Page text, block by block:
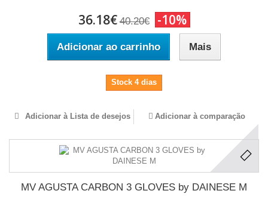
36.18€ 40.20€ -10%
Adicionar ao carrinho Mais
Stock 4 dias
Adicionar à Lista de desejos Adicionar à comparação
MV AGUSTA CARBON 3 GLOVES by DAINESE M